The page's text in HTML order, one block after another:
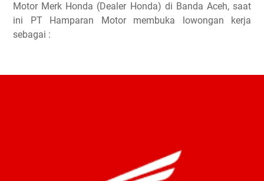
Motor Merk Honda (Dealer Honda) di Banda Aceh, saat
ini PT Hamparan Motor membuka lowongan kerja
sebagai :